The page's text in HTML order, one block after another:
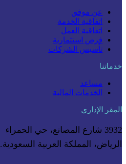
عن موفق
اتفاقية الخدمة
اتفاقية العمل
فرص استثمارية
تأسيس الشركات
خدماتنا
مساعد
الخدمات المالية
المقر الإداري
3932 شارع المصانع، حي الحمراء
الرياض، المملكة العربية السعودية.